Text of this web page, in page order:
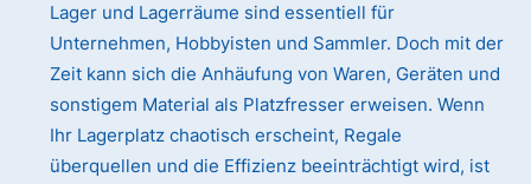
Lager und Lagerräume sind essentiell für
Unternehmen, Hobbyisten und Sammler. Doch mit der
Zeit kann sich die Anhäufung von Waren, Geräten und
sonstigem Material als Platzfresser erweisen. Wenn
Ihr Lagerplatz chaotisch erscheint, Regale
überquellen und die Effizienz beeinträchtigt wird, ist